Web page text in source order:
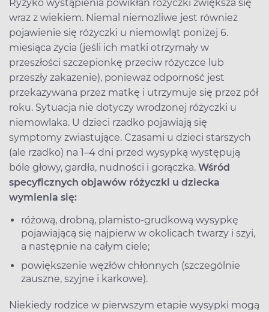
Ryzyko wystąpienia powikłań różyczki zwiększa się
wraz z wiekiem. Niemal niemożliwe jest również
pojawienie się różyczki u niemowląt poniżej 6.
miesiąca życia (jeśli ich matki otrzymały w
przeszłości szczepionkę przeciw różyczce lub
przeszły zakażenie), ponieważ odporność jest
przekazywana przez matkę i utrzymuje się przez pół
roku. Sytuacja nie dotyczy wrodzonej różyczki u
niemowlaka. U dzieci rzadko pojawiają się
symptomy zwiastujące. Czasami u dzieci starszych
(ale rzadko) na 1–4 dni przed wysypką występują
bóle głowy, gardła, nudności i gorączka. Wśród
specyficznych objawów różyczki u dziecka
wymienia się:
różową, drobną, plamisto-grudkową wysypkę
pojawiającą się najpierw w okolicach twarzy i szyi,
a następnie na całym ciele;
powiększenie węzłów chłonnych (szczególnie
zauszne, szyjne i karkowe).
Niekiedy rodzice w pierwszym etapie wysypki mogą